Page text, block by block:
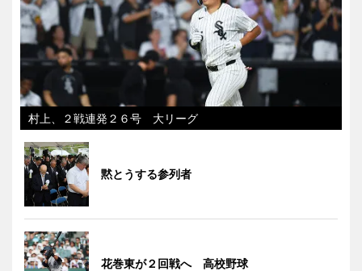
村上、２戦連発２６号 大リーグ
黙とうする参列者
花巻東が２回戦へ 高校野球